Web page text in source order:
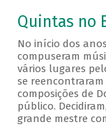
Quintas no
No início dos
compuseram
vários lugares
se
composições de
público.
grande mestre